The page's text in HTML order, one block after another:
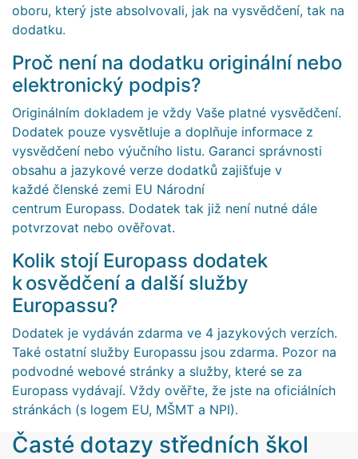
oboru, který jste absolvovali, jak na vysvědčení, tak na
dodatku.
Proč není na dodatku originální nebo
elektronický podpis?
Originálním dokladem je vždy Vaše platné vysvědčení.
Dodatek pouze vysvětluje a doplňuje informace z
vysvědčení nebo výučního listu. Garanci správnosti
obsahu a jazykové verze dodatků zajišťuje v
každé členské zemi EU Národní
centrum Europass. Dodatek tak již není nutné dále
potvrzovat nebo ověřovat.
Kolik stojí Europass dodatek
k osvědčení a další služby
Europassu?
Dodatek je vydáván zdarma ve 4 jazykových verzích.
Také ostatní služby Europassu jsou zdarma. Pozor na
podvodné webové stránky a služby, které se za
Europass vydávají. Vždy ověřte, že jste na oficiálních
stránkách (s logem EU, MŠMT a NPI).
Časté dotazy středních škol